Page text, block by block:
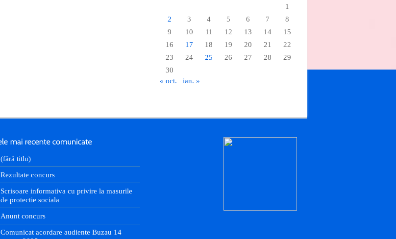
1
2
3 4 5 6 7
8
9
10 11 12 13 14
15
16
17 18 19 20 21
22
23
24 25 26 27 28
29
30
« oct.
ian. »
(fără titlu)
Rezultate concurs
Scrisoare informativa cu privire la masurile
de protectie sociala
Anunt concurs
Comunicat acordare audiente Buzau 14